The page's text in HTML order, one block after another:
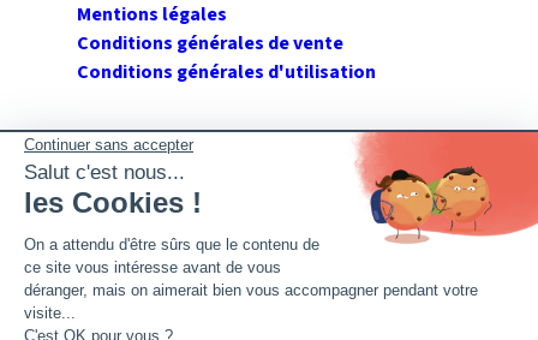
Mentions légales
Conditions générales de vente
Conditions générales d'utilisation
SUIVEZ GERANT DE SARL
Twitter
Facebook